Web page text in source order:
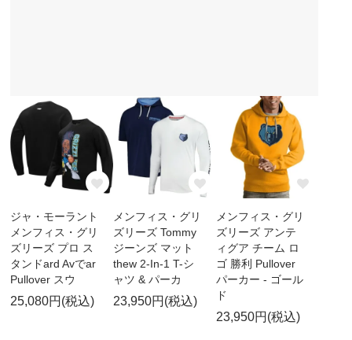
ジャ・モーラント
メンフィス・グリ
ズリーズ プロ ス
タンドard Avでar
Pullover スウ
25,080円(税込)
メンフィス・グリ
ズリーズ Tommy
ジーンズ マット
thew 2-In-1 T-シ
ャツ & パーカ
23,950円(税込)
メンフィス・グリ
ズリーズ アンテ
ィグア チーム ロ
ゴ 勝利 Pullover
パーカー - ゴール
ド
23,950円(税込)